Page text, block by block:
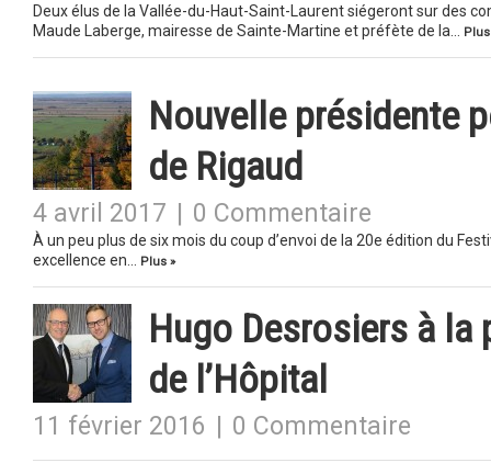
Deux élus de la Vallée-du-Haut-Saint-Laurent siégeront sur des
Maude Laberge, mairesse de Sainte-Martine et préfète de la…
Plus
Nouvelle présidente
de Rigaud
4 avril 2017 0 Commentaire
À un peu plus de six mois du coup d’envoi de la 20e édition du
excellence en…
Plus »
Hugo Desrosiers à la
de l’Hôpital
11 février 2016 0 Commentaire